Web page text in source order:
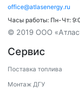
office@atlasenergy.ru
Часы работы: Пн-Чт:
© 2019 ООО
Сервис
Поставка топлива
Монтаж ДГУ